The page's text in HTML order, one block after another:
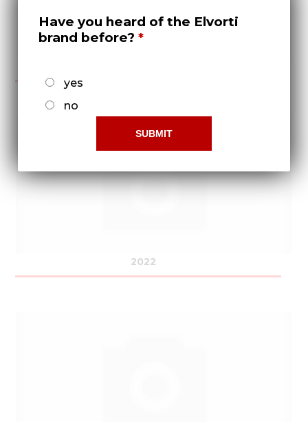
2022
Have you heard of the Elvorti
brand before?
yes
no